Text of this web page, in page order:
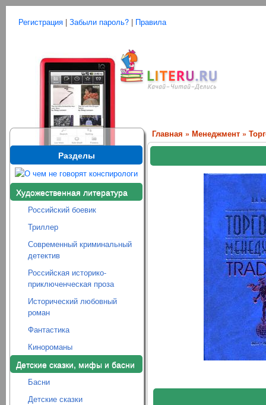
Регистрация | Забыли пароль? | Правила
Разделы
Художественная литература
Российский боевик
Триллер
Современный криминальный
детектив
Российская историко-
приключенческая проза
Исторический любовный
роман
Фантастика
Кинороманы
Детские сказки, мифы и басни
Басни
Детские сказки
Главная » Менеджмент »